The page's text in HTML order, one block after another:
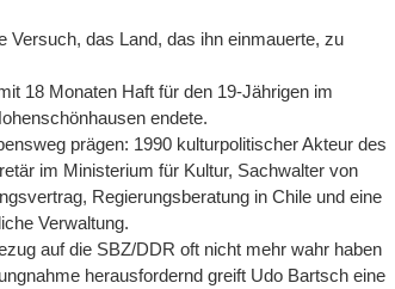
Versuch, das Land, das ihn einmauerte, zu
18 Monaten Haft für den 19-Jährigen im
endete.
prägen: 1990 kulturpolitischer Akteur des
im Ministerium für Kultur, Sachwalter von
Regierungsberatung in Chile und eine
Verwaltung.
auf die SBZ/DDR oft nicht mehr wahr haben
herausfordernd greift Udo Bartsch eine